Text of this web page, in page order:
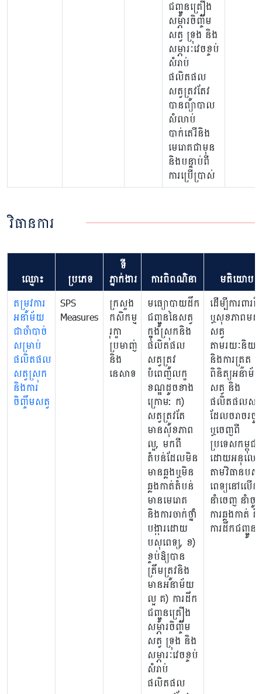
ជញ្ជូនគ្រឿង
សម្ភារចិញ្ចឹម
សត្វ ទ្រុង និង
សម្ភារៈវេចខ្ចប់
សំរាប់
ផលិតផល
សត្វត្រូវតែវ
បានព្យាបាល
សំលាប់
បាក់តេរីនិង
មេរោគជាមុន
និងបន្ទាប់ពី
ការប្រើប្រាស់
វិធានការ
ឈ្មោះ ប្រភេទ
ទី
ភ្នាក់ងារ
ការពិពណ៌នា មតិយោបល់
តម្រូវការ
អនាម័យ
ជាចាំបាច់
សម្រាប់
ផលិតផល
សត្វស្រុក
និងការ
ចិញ្ចឹមសត្វ
SPS
Measures
ក្រសួង
កសិកម្ម
រុក្ខា
ប្រមាញ់
និង
នេសាទ
មធ្យោបាយដឹក
ជញ្ជូននៃសត្វ
ក្នុងស្រុកនិង
ផលិតផល
សត្វត្រូវ
បំពេញលក្ខ
ខណ្ឌដូចខាង
ក្រោម: ក)
សត្វត្រូវតែ
មានសុខភាព
ល្អ, មកពី
តំបន់ដែលមិន
មានឆ្លងឬមិន
ឆ្លងកាត់តំបន់
មានមេរោគ
និងការចាក់ថ្នាំ
បង្ការដោយ
បសុពេទ្យ, ខ)
ខ្ចប់ឱ្យបាន
ត្រឹមត្រូវនិង
មានអនាម័យ
ល្អ គ) ការដឹក
ជញ្ជូនគ្រឿង
សម្ភារចិញ្ចឹម
សត្វ ទ្រុង និង
សម្ភារៈវេចខ្ចប់
សំរាប់
ផលិតផល
ដើម្បីការពារជី
ឬសុខភាពមនុ
សត្វ
តាមរយៈនិយ
និងការត្រួត
ពិនិត្យអនាម័យ
សត្វ និង
ផលិតផលសត្វ
ដែលចរាចរចូ
ឬចេញពី
ប្រទេសកម្ពុជា
ដោយអនុលោ
តាមវិធានបសុ
ពេទ្យនៅលើកា
នាំចេញ នាំចូ
ការឆ្លងកាត់ និ
ការដឹកជញ្ជូន